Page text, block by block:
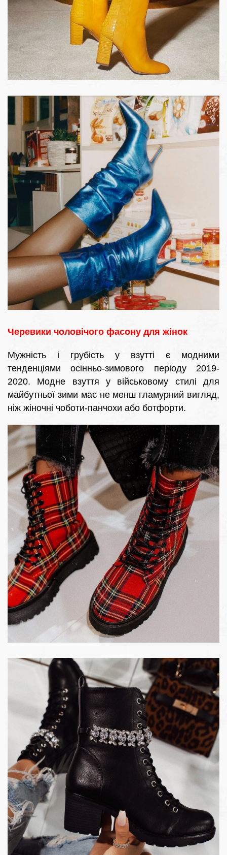
Черевики чоловічого фасону для жінок
Мужність і грубість у взутті є модними
тенденціями осінньо-зимового періоду 2019-
2020. Модне взуття у військовому стилі для
майбутньої зими має не менш гламурний вигляд,
ніж жіночні чоботи-панчохи або ботфорти.